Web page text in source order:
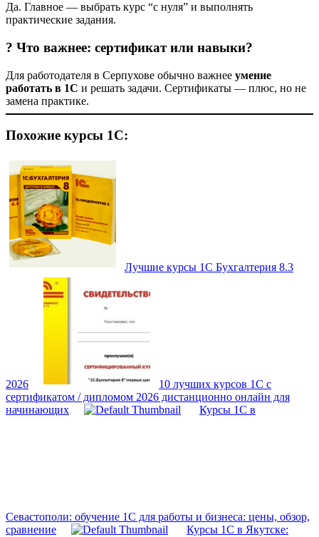
Да. Главное — выбрать курс “с нуля” и выполнять
практические задания.
? Что важнее: сертификат или навыки?
Для работодателя в Серпухове обычно важнее умение
работать в 1С и решать задачи. Сертификаты — плюс, но не
замена практике.
Похожие курсы 1С:
Лучшие курсы 1С Бухгалтерия 8.3
2026
10 лучших курсов 1С с
сертификатом / дипломом 2026 дистанционно онлайн для
начинающих
Курсы 1С в
Севастополи: обучение 1С для работы и бизнеса: цены, обзор,
сравнение
Курсы 1С в Якутске: